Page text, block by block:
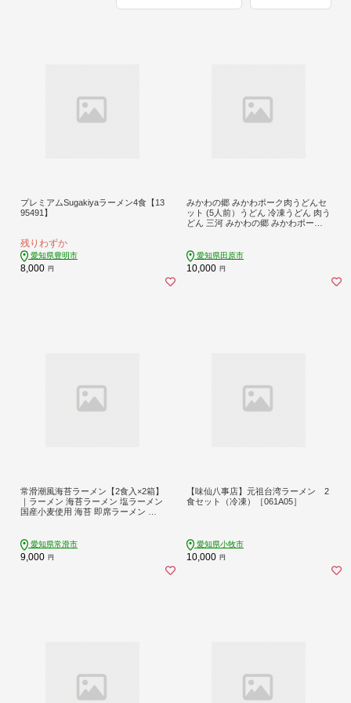
プレミアムSugakiyaラーメン4食【13
95491】
残りわずか
愛知県豊明市
8,000 円
みかわの郷 みかわポーク肉うどんセ
ット (5人前）うどん 冷凍うどん 肉う
どん 三河 みかわの郷 みかわポーク
愛知県田原市
10,000 円
常滑潮風海苔ラーメン【2食入×2箱】
｜ラーメン 海苔ラーメン 塩ラーメン
国産小麦使用 海苔 即席ラーメン 時
愛知県常滑市
9,000 円
【味仙八事店】元祖台湾ラーメン 2
食セット（冷凍）［061A05］
愛知県小牧市
10,000 円